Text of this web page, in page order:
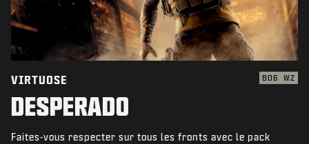
BOUTIQUE D'ÉQUIPEMENT
COMBAT BUILDS
JEUX
ACTUS
ce contenu en jeu à tout moment.
VIRTUOSE BO6 WZ
DESPERADO
Faites-vous respecter sur tous les fronts avec le pack